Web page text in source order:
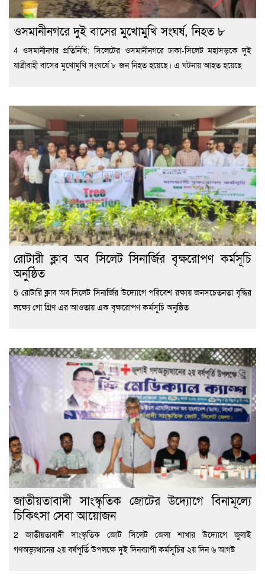
ওসমানীনগরে দুই বাসের মুখোমুখি সংঘর্ষ, নিহত ৮
4 ওসমানীনগর প্রতিনিধি: সিলেটের ওসমানীনগরে ঢাকা-সিলেট মহাসড়কে দুই
যাত্রীবাহী বাসের মুখোমুখি সংঘর্ষে ৮ জন নিহত হয়েছে। এ ঘটনায় আহত হয়েছে
রোটারী ক্লাব অব সিলেট সিনার্জির বৃক্ষরোপণ কর্মসূচি
অনুষ্ঠিত
5 রোটারি ক্লাব অব সিলেট সিনার্জির উদ্যোগে পরিবেশ রক্ষায় জনসচেতনতা বৃদ্ধির
লক্ষ্যে গো গ্রিণ এর আওতায় এক বৃক্ষরোপণ কর্মসূচি অনুষ্ঠিত
জাতীয়তাবাদী সাংস্কৃতিক জোটের উদ্যোগে বিনামূল্যে
চিকিৎসা সেবা আয়োজন
2 জাতীয়তাবাদী সাংস্কৃতিক জোট সিলেট জেলা শাখার উদ্যোগে জুলাই
গণঅভ্যুত্থানের ২য় বর্ষপূর্তি উপলক্ষে দুই দিনব্যাপী কর্মসূচির ২য় দিন ৬ আগষ্ট